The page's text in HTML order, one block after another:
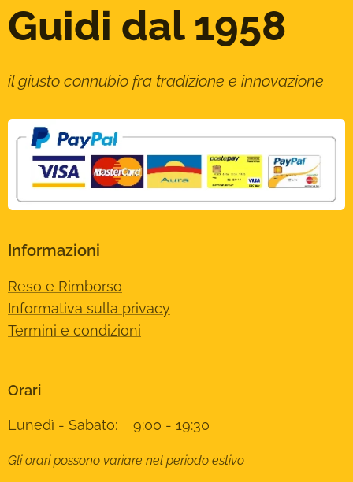
Guidi dal 1958
il giusto connubio fra tradizione e innovazione
Informazioni
Reso e Rimborso
Informativa sulla privacy
Termini e condizioni
Orari
Lunedì - Sabato: 9:00 - 19:30
Gli orari possono variare nel periodo estivo